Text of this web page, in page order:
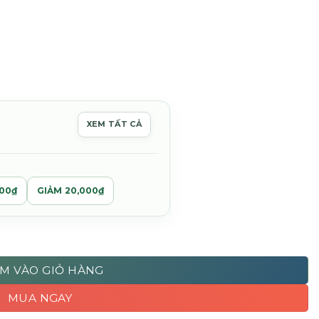
XEM TẤT CẢ
GIẢM 20,000₫
Pomade số lượng
VÀO GIỎ HÀNG
MUA NGAY